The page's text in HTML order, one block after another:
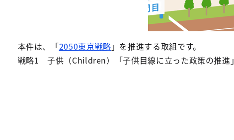
本件は、「2050東京戦略 」を推進する取組です。
戦略1 子供（Children）「子供目線に立った政策の推進」